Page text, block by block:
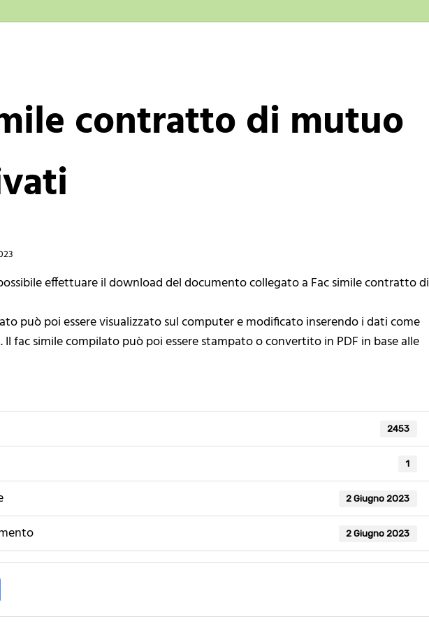
contratto di mutuo
effettuare il download del documento collegato a Fac simile contratto di
può poi essere visualizzato sul computer e modificato inserendo i dati come
fac simile compilato può poi essere stampato o convertito in PDF in base alle
2453
1
2 Giugno 2023
2 Giugno 2023